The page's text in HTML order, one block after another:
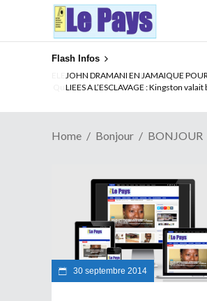
Flash Infos
ELECTION DE TALON A LA TETE DU
Quand Patrice quitte le pouvoir sans
Home Bonjour BONJOUR
30 septembre 2014